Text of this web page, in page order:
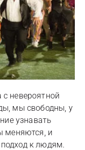
невероятной
мы свободны, у
узнавать
меняются, и
к людям.